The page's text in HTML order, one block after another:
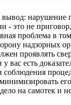
нарушение
- это не
проблема в
надзорных
проявлять
вас есть
на самотек и